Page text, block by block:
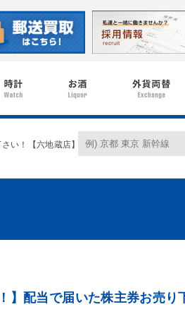
い！【六地蔵店】
】配当で届いた株主券お売り